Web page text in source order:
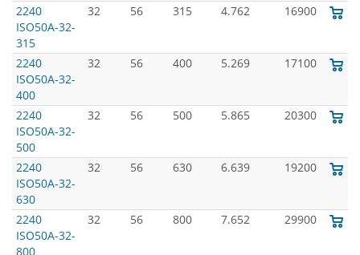
2240
ISO50A-32-
315
32 56 315 4.762 16900
2240
ISO50A-32-
400
32 56 400 5.269 17100
2240
ISO50A-32-
500
32 56 500 5.865 20300
2240
ISO50A-32-
630
32 56 630 6.639 19200
2240
ISO50A-32-
800
32 56 800 7.652 29900